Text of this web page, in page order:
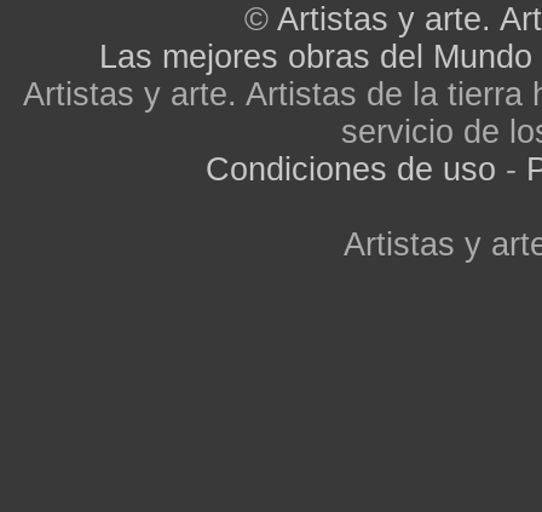
© Artistas y arte.
Las mejores obras del Mundo
Artistas y arte. Artistas de la tierra
servicio de
Condiciones de uso -
Artistas y